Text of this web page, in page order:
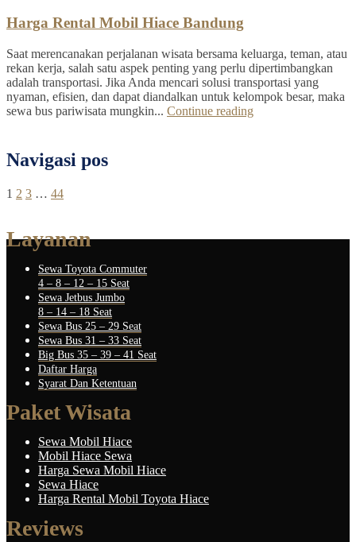
Harga Rental Mobil Hiace Bandung
Saat merencanakan perjalanan wisata bersama keluarga, teman, atau
rekan kerja, salah satu aspek penting yang perlu dipertimbangkan
adalah transportasi. Jika Anda mencari solusi transportasi yang
nyaman, efisien, dan dapat diandalkan untuk kelompok besar, maka
sewa bus pariwisata mungkin... Continue reading
Navigasi pos
1 2 3 … 44
Layanan
Sewa Toyota Commuter
4 – 8 – 12 – 15 Seat
Sewa Jetbus Jumbo
8 – 14 – 18 Seat
Sewa Bus 25 – 29 Seat
Sewa Bus 31 – 33 Seat
Big Bus 35 – 39 – 41 Seat
Daftar Harga
Syarat Dan Ketentuan
Paket Wisata
Sewa Mobil Hiace
Mobil Hiace Sewa
Harga Sewa Mobil Hiace
Sewa Hiace
Harga Rental Mobil Toyota Hiace
Reviews